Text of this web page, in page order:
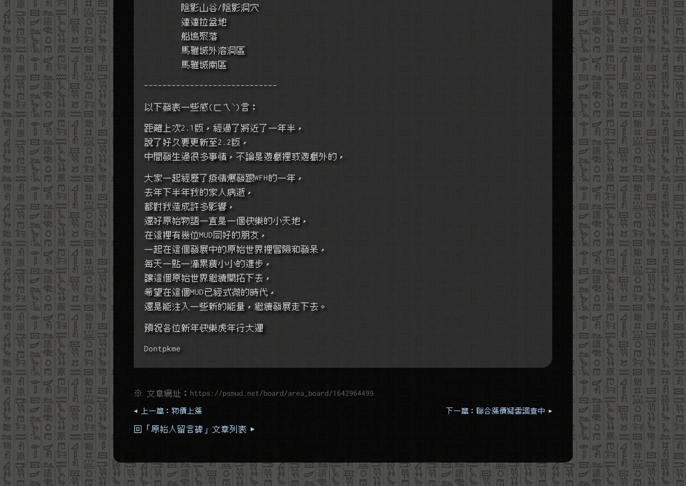
        陰影山谷/陰影洞穴
        達達拉盆地
        船塢聚落
        馬雅城外溶洞區
        馬雅城南區
-----------------------------
以下發表一些感(ㄈㄟˋ)言：
距離上次2.1版，經過了將近了一年半，
說了好久要更新至2.2版，
中間發生過很多事情，不論是遊戲裡或遊戲外的，
大家一起經歷了疫情爆發跟WFH的一年，
去年下半年我的家人病逝，
都對我造成許多影響，
還好原始物語一直是一個快樂的小天地，
在這裡有幾位MUD同好的朋友，
一起在這個發展中的原始世界裡冒險和發呆，
每天一點一滴累積小小的進步，
讓這個原始世界繼續開拓下去，
希望在這個MUD已經式微的時代，
還是能注入一些新的能量，繼續發展走下去。
預祝各位新年快樂虎年行大運
Dontpkme
※ 文章網址： https://psmud.net/board/area_board/1642964499
◂ 上一篇：物價上漲 下一篇：聯合漲價疑雲調查中 ▸
回「原始人留言碑」文章列表 ▸